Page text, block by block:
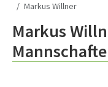
Markus Willner
Markus